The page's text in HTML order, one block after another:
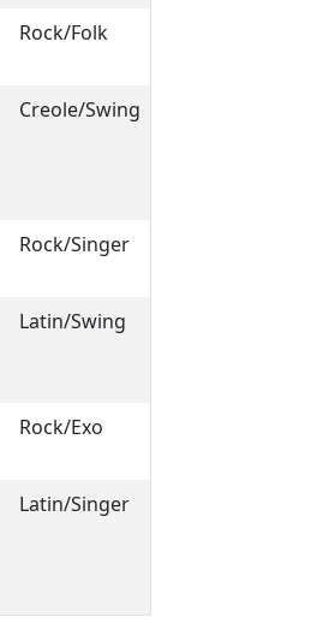
Rock/Folk
Creole/Swing
Rock/Singer
Latin/Swing
Rock/Exo
Latin/Singer